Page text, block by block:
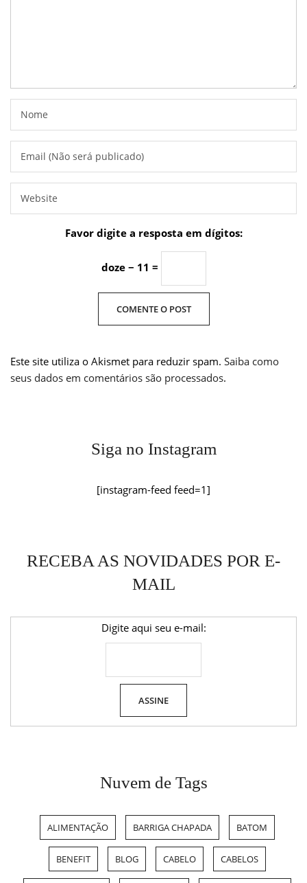
Favor digite a resposta em dígitos:
doze − 11 =
Este site utiliza o Akismet para reduzir spam. Saiba como
seus dados em comentários são processados.
Siga no Instagram
[instagram-feed feed=1]
RECEBA AS NOVIDADES POR E-
MAIL
Digite aqui seu e-mail:
Nuvem de Tags
ALIMENTAÇÃO BARRIGA CHAPADA BATOM
BENEFIT BLOG CABELO CABELOS